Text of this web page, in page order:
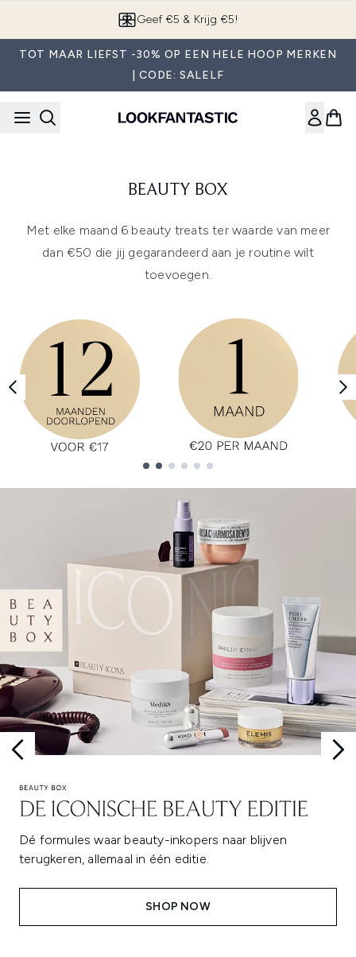
Geef €5 & Krijg €5!
TOT MAAR LIEFST -30% OP EEN HELE HOOP MERKEN
| CODE: SALELF
BEAUTY BOX
Met elke maand 6 beauty treats ter waarde van meer
dan €50 die jij gegarandeerd aan je routine wilt
toevoegen.
Dé formules waar beauty-inkopers naar blijven
terugkeren, allemaal in één editie.
SHOP NOW